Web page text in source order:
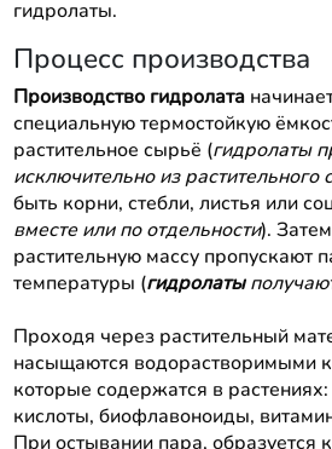
гидролаты.
Процесс производства
Производство гидролата
специальную термостойкую
растительное сырьё (гидролаты
исключительно из растительного
быть корни, стебли, листья или
вместе или по отдельности).
растительную массу пропускают
температуры (гидролаты
Проходя через растительный
насыщаются водорастворимыми
которые содержатся в
кислоты, биофлавоноиды,
При остывании пара, образуется